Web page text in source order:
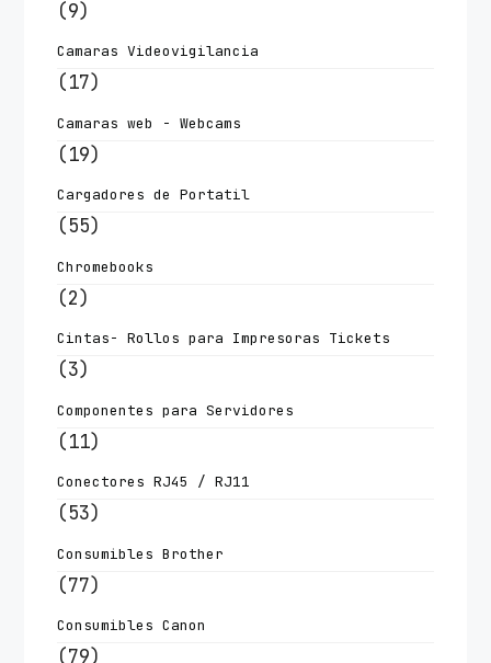
(9)
Camaras Videovigilancia
(17)
Camaras web - Webcams
(19)
Cargadores de Portatil
(55)
Chromebooks
(2)
Cintas- Rollos para Impresoras Tickets
(3)
Componentes para Servidores
(11)
Conectores RJ45 / RJ11
(53)
Consumibles Brother
(77)
Consumibles Canon
(79)